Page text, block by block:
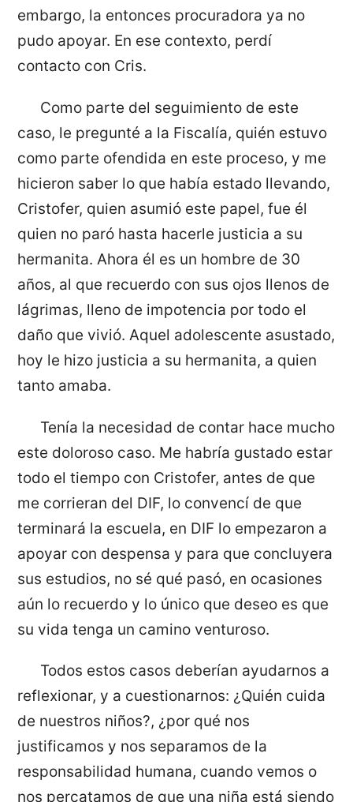
embargo, la entonces procuradora ya no
pudo apoyar. En ese contexto, perdí
contacto con Cris.
Como parte del seguimiento de este
caso, le pregunté a la Fiscalía, quién estuvo
como parte ofendida en este proceso, y me
hicieron saber lo que había estado llevando,
Cristofer, quien asumió este papel, fue él
quien no paró hasta hacerle justicia a su
hermanita. Ahora él es un hombre de 30
años, al que recuerdo con sus ojos llenos de
lágrimas, lleno de impotencia por todo el
daño que vivió. Aquel adolescente asustado,
hoy le hizo justicia a su hermanita, a quien
tanto amaba.
Tenía la necesidad de contar hace mucho
este doloroso caso. Me habría gustado estar
todo el tiempo con Cristofer, antes de que
me corrieran del DIF, lo convencí de que
terminará la escuela, en DIF lo empezaron a
apoyar con despensa y para que concluyera
sus estudios, no sé qué pasó, en ocasiones
aún lo recuerdo y lo único que deseo es que
su vida tenga un camino venturoso.
Todos estos casos deberían ayudarnos a
reflexionar, y a cuestionarnos: ¿Quién cuida
de nuestros niños?, ¿por qué nos
justificamos y nos separamos de la
responsabilidad humana, cuando vemos o
nos percatamos de que una niña está siendo